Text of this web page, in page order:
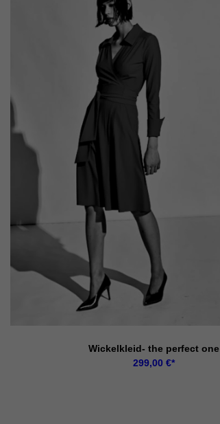
Wickelkleid- the perfect one
299,00 €